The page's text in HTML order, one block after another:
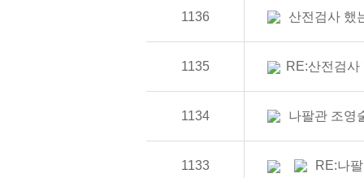
1136 산전검사 했
1135 RE:산전검사
1134 나팔관 조영
1133 RE:나